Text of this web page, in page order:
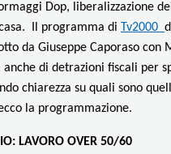
Dop, liberalizzazione
Il programma di Tv2000
da Giuseppe Caporaso con
anche di detrazioni fiscali per
chiarezza su quali sono
la programmazione.
LAVORO OVER 50/60